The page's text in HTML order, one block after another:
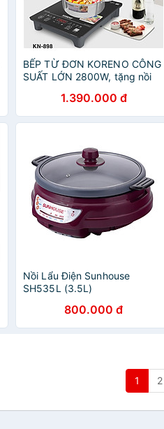
BẾP TỪ ĐƠN KORENO CÔNG
SUẤT LỚN 2800W, tặng nồi
THÁNG HÀNG CHÍNH HÃNG
1.390.000 đ
Nồi Lẩu Điện Sunhouse
SH535L (3.5L)
800.000 đ
1 2